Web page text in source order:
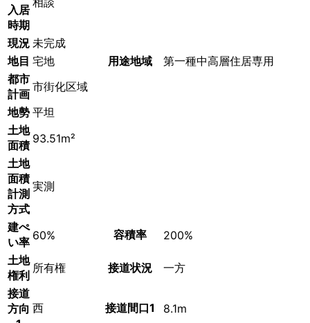
入居
時期
現況 未完成
地目 宅地 用途地域
第一種中高層住居専用
都市
計画
市街化区域
地勢 平坦
土地
面積 93.51m²
土地
面積
計測
方式
実測
建ぺ
い率 60% 容積率
200%
土地
権利
所有権 接道状況
一方
接道
方向 西 接道間口1 8.1m